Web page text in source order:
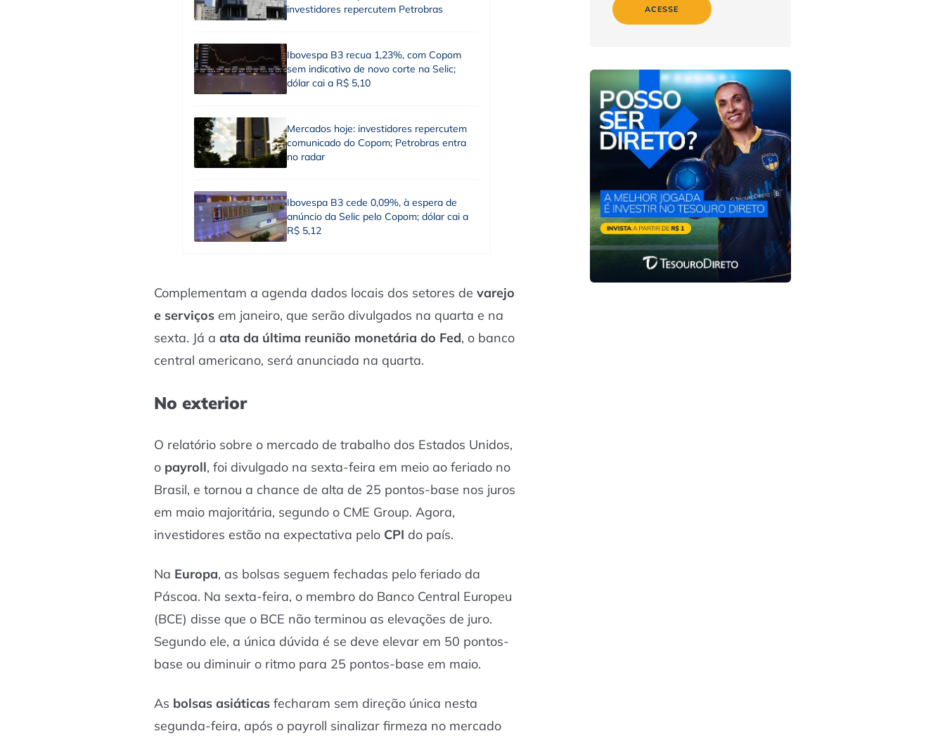
investidores repercutem Petrobras
Ibovespa B3 recua 1,23%, com Copom
sem indicativo de novo corte na Selic;
dólar cai a R$ 5,10
Mercados hoje: investidores repercutem
comunicado do Copom; Petrobras entra
no radar
Ibovespa B3 cede 0,09%, à espera de
anúncio da Selic pelo Copom; dólar cai a
R$ 5,12
Complementam a agenda dados locais dos setores de varejo
e serviços em janeiro, que serão divulgados na quarta e na
sexta. Já a ata da última reunião monetária do Fed, o banco
central americano, será anunciada na quarta.
No exterior
O relatório sobre o mercado de trabalho dos Estados Unidos,
o payroll, foi divulgado na sexta-feira em meio ao feriado no
Brasil, e tornou a chance de alta de 25 pontos-base nos juros
em maio majoritária, segundo o CME Group. Agora,
investidores estão na expectativa pelo CPI do país.
Na Europa, as bolsas seguem fechadas pelo feriado da
Páscoa. Na sexta-feira, o membro do Banco Central Europeu
(BCE) disse que o BCE não terminou as elevações de juro.
Segundo ele, a única dúvida é se deve elevar em 50 pontos-
base ou diminuir o ritmo para 25 pontos-base em maio.
As bolsas asiáticas fecharam sem direção única nesta
segunda-feira, após o payroll sinalizar firmeza no mercado
ACESSE